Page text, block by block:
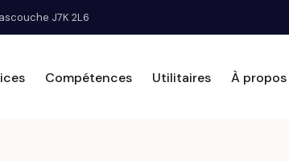
J7K 2L6
Compétences Utilitaires À propos